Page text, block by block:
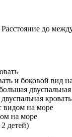
до
и боковой вид
видом на море
на море
детей)